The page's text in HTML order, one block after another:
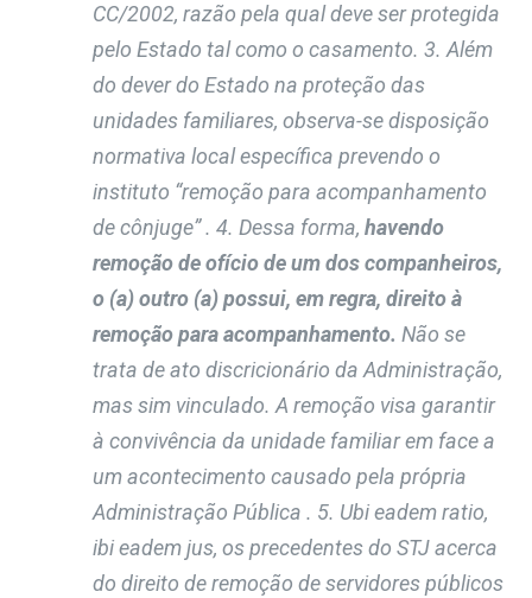
CC/2002, razão pela qual deve ser protegida
pelo Estado tal como o casamento. 3. Além
do dever do Estado na proteção das
unidades familiares, observa-se disposição
normativa local específica prevendo o
instituto “remoção para acompanhamento
de cônjuge” . 4. Dessa forma, havendo
remoção de ofício de um dos companheiros,
o (a) outro (a) possui, em regra, direito à
remoção para acompanhamento. Não se
trata de ato discricionário da Administração,
mas sim vinculado. A remoção visa garantir
à convivência da unidade familiar em face a
um acontecimento causado pela própria
Administração Pública . 5. Ubi eadem ratio,
ibi eadem jus, os precedentes do STJ acerca
do direito de remoção de servidores públicos